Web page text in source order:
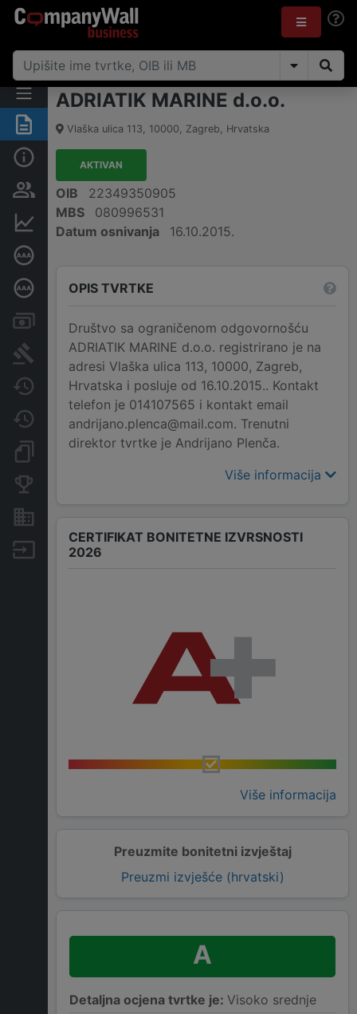
Sažetak
Osobe i vlasništvo
Dubinska bonitetna ocjena
Računi i blokade
Sudske objave
Javne nabavke
Promjene
Dokumenti i objave
Nekretnine i imovina
Izvoz
ADRIATIK MARINE d.o.o.
Vlaška ulica 113, 10000, Zagreb, Hrvatska
AKTIVAN
OIB
22349350905
MBS
080996531
Datum osnivanja
16.10.2015.
OPIS TVRTKE
Društvo sa ograničenom odgovornošću
ADRIATIK MARINE d.o.o. registrirano je na
adresi Vlaška ulica 113, 10000, Zagreb,
Hrvatska i posluje od 16.10.2015.. Kontakt
telefon je 014107565 i kontakt email
andrijano.plenca@mail.com. Trenutni
direktor tvrtke je Andrijano Plenča.
Više informacija
CERTIFIKAT BONITETNE IZVRSNOSTI
2026
Više informacija
Preuzmite bonitetni izvještaj
Preuzmi izvješće (hrvatski)
A
Detaljna ocjena tvrtke je: Visoko srednje